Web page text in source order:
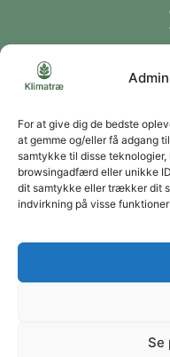
For at give dig de bedste
at gemme og/eller få adgang
samtykke til disse
browsingadfærd eller unikke
dit samtykke eller trækker dit
indvirkning på visse
Se
Forbliv
Du kan til enhver tid afmelde dig
at modtage dine nyhedsbreve og